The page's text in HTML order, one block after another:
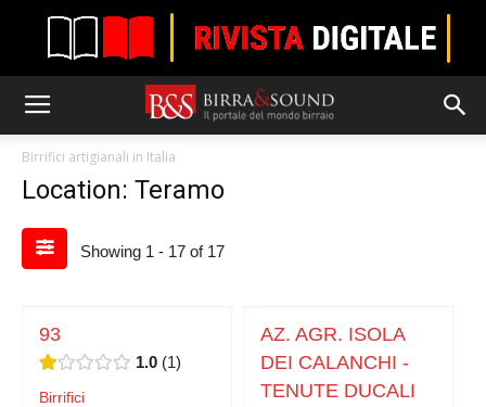
Birrifici artigianali in Italia
Location: Teramo
Showing 1 - 17 of 17
93
1.0 1
Birrifici
AZ. AGR. ISOLA
DEI CALANCHI -
TENUTE DUCALI